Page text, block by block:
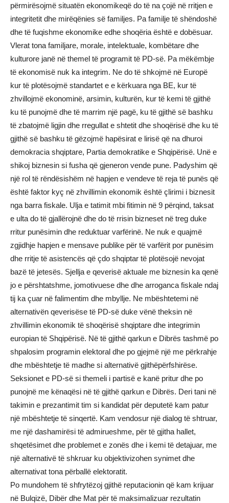
përmirësojmë situatën ekonomikeqë do të na çojë në rritjen e
integritetit dhe mirëqënies së familjes. Pa familje të shëndoshë
dhe të fuqishme ekonomike edhe shoqëria është e dobësuar.
Vlerat tona familjare, morale, intelektuale, kombëtare dhe
kulturore janë në themel të programit të PD-së. Pa mëkëmbje
të ekonomisë nuk ka integrim. Ne do të shkojmë në Europë
kur të plotësojmë standartet e e kërkuara nga BE, kur të
zhvillojmë ekonominë, arsimin, kulturën, kur të kemi të gjithë
ku të punojmë dhe të marrim një pagë, ku të gjithë së bashku
të zbatojmë ligjin dhe rregullat e shtetit dhe shoqërisë dhe ku të
gjithë së bashku të gëzojmë hapësirat e lirisë që na dhuroi
demokracia shqiptare, Partia demokratike e Shqipërisë. Unë e
shikoj biznesin si fusha që gjeneron vende pune. Padyshim që
një rol të rëndësishëm në hapjen e vendeve të reja të punës që
është faktor kyç në zhvillimin ekonomik është çlirimi i biznesit
nga barra fiskale. Ulja e tatimit mbi fitimin në 9 përqind, taksat
e ulta do të gjallërojnë dhe do të rrisin bizneset në treg duke
rritur punësimin dhe reduktuar varfërinë. Ne nuk e quajmë
zgjidhje hapjen e mensave publike për të varfërit por punësim
dhe rritje të asistencës që çdo shqiptar të plotësojë nevojat
bazë të jetesës. Sjellja e qeverisë aktuale me biznesin ka qenë
jo e përshtatshme, jomotivuese dhe dhe arroganca fiskale ndaj
tij ka çuar në falimentim dhe mbyllje. Ne mbështetemi në
alternativën qeverisëse të PD-së duke vënë theksin në
zhvillimin ekonomik të shoqërisë shqiptare dhe integrimin
europian të Shqipërisë. Në të gjithë qarkun e Dibrës tashmë po
shpalosim programin elektoral dhe po gjejmë një me përkrahje
dhe mbështetje të madhe si alternativë gjithëpërfshirëse.
Seksionet e PD-së si themeli i partisë e kanë pritur dhe po
punojnë me kënaqësi në të gjithë qarkun e Dibrës. Deri tani në
takimin e prezantimit tim si kandidat për deputetë kam patur
një mbështetje të sinqertë. Kam vendosur një dialog të shtruar,
me një dashamirësi të admirueshme, për të gjitha hallet,
shqetësimet dhe problemet e zonës dhe i kemi të detajuar, me
një alternativë të shkruar ku objektivizohen synimet dhe
alternativat tona përballë elektoratit.
Po mundohem të shfrytëzoj gjithë reputacionin që kam krijuar
në Bulqizë, Dibër dhe Mat për të maksimalizuar rezultatin